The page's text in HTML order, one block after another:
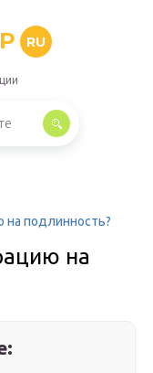
RU
на подлинность?
на